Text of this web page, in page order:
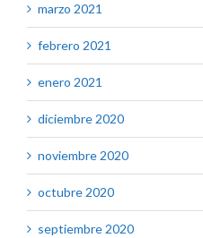
marzo 2021
febrero 2021
enero 2021
diciembre 2020
noviembre 2020
octubre 2020
septiembre 2020